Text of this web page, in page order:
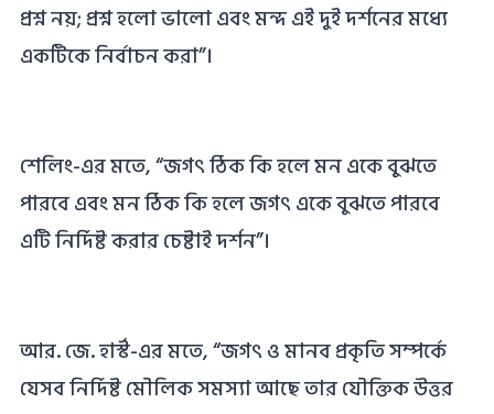
প্রশ্ন নয়; প্রশ্ন হলাে ভালাে এবং মন্দ এই দুই দর্শনের মধ্যে
একটিকে নির্বাচন করা”।
শেলিং-এর মতে, “জগৎ ঠিক কি হলে মন একে বুঝতে
পারবে এবং মন ঠিক কি হলে জগৎ একে বুঝতে পারবে
এটি নির্দিষ্ট করার চেষ্টাই দর্শন”।
আর. জে. হার্স্ট-এর মতে, “জগৎ ও মানব প্রকৃতি সম্পর্কে
যেসব নির্দিষ্ট মৌলিক সমস্যা আছে তার যৌক্তিক উত্তর